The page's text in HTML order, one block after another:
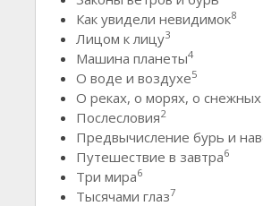
Как увидели невидимок8
Лицом к лицу3
Машина планеты4
О воде и воздухе5
О реках, о морях, о
Послесловия2
Предвычисление бурь и
Путешествие в завтра6
Три мира6
Тысячами глаз7